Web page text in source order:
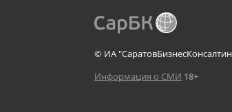
© ИА
Информация о СМИ 18+